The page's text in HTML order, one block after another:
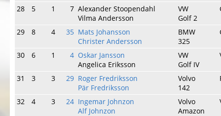
28
5 1 7 Alexander Stoopendahl
Vilma Andersson
VW
Golf 2
29 8 4 35 Mats Johansson
Christer Andersson
BMW
325
30 6 1 4 Oskar Jansson
Angelica Eriksson
VW
Golf IV
31 3 3 29 Roger Fredriksson
Pär Fredriksson
Volvo
142
32 4 3 24 Ingemar Johnzon
Alf Johnzon
Volvo
Amazon